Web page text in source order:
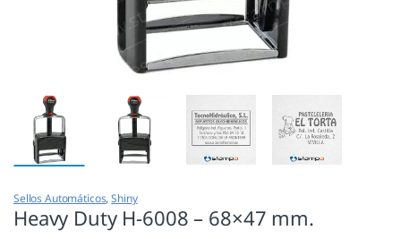
Sellos Automáticos,Shiny
Heavy Duty H-6008 – 68×47 mm.